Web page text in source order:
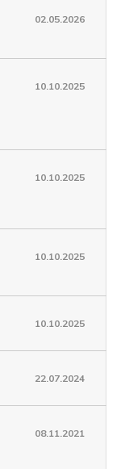
02.05.2026
10.10.2025
10.10.2025
10.10.2025
10.10.2025
22.07.2024
08.11.2021